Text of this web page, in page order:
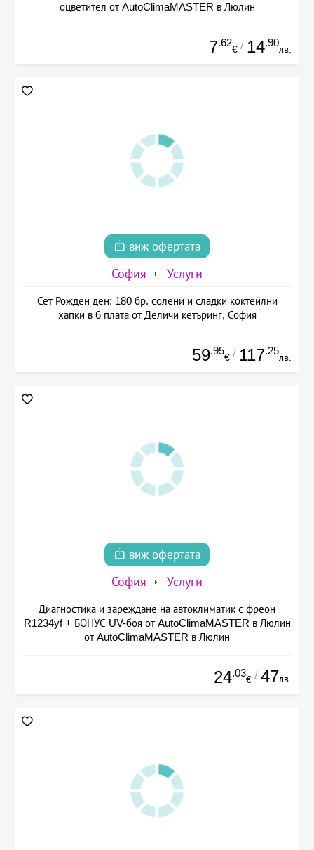
оцветител от AutoClimaMASTER в Люлин
7.62
€ / 14.90
лв.
виж офертата
София Услуги
Сет Рожден ден: 180 бр. солени и сладки коктейлни
хапки в 6 плата от Деличи кетъринг, София
59.95
€ / 117.25
лв.
виж офертата
София Услуги
Диагностика и зареждане на автоклиматик с фреон
R1234yf + БОНУС UV-боя от AutoClimaMASTER в Люлин
от AutoClimaMASTER в Люлин
24.03
€ / 47лв.